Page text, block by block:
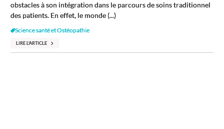
obstacles à son intégration dans le parcours de soins traditionnel
des patients. En effet, le monde (...)
Science santé et Ostéopathie
LIRE L'ARTICLE